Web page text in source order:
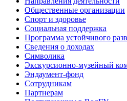
Общественные организации
Спорт и здоровье
Социальная поддержка
Программа устойчивого
Сведения о доходах
Символика
Экскурсионно-музейный
Эндаумент-фонд
Сотрудникам
Партнерам